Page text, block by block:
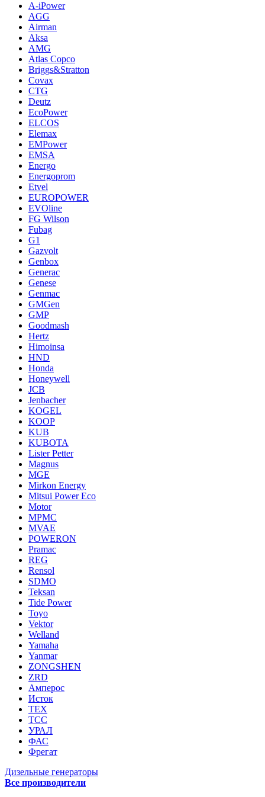
A-iPower
AGG
Airman
Aksa
AMG
Atlas Copco
Briggs&Stratton
Covax
CTG
Deutz
EcoPower
ELCOS
Elemax
EMPower
EMSA
Energo
Energoprom
Etvel
EUROPOWER
EVOline
FG Wilson
Fubag
G1
Gazvolt
Genbox
Generac
Genese
Genmac
GMGen
GMP
Goodmash
Hertz
Himoinsa
HND
Honda
Honeywell
JCB
Jenbacher
KOGEL
KOOP
KUB
KUBOTA
Lister Petter
Magnus
MGE
Mirkon Energy
Mitsui Power Eco
Motor
MPMC
MVAE
POWERON
Pramac
REG
Rensol
SDMO
Teksan
Tide Power
Toyo
Vektor
Welland
Yamaha
Yanmar
ZONGSHEN
ZRD
Амперос
Исток
ТЕХ
ТСС
УРАЛ
ФАС
Фрегат
Дизельные генераторы
Все производители